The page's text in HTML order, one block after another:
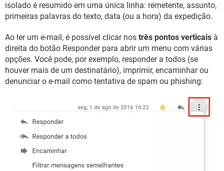
isolado é resumido em uma única linha: remetente, assunto,
primeiras palavras do texto, data (ou a hora) da expedição.
Ao ler um e-mail, é possível clicar nos três pontos verticais à
direita do botão Responder para abrir um menu com várias
opções. Você pode, por exemplo, responder a todos (se
houver mais de um destinatário), imprimir, encaminhar ou
denunciar o e-mail como tentativa de spam ou phishing: